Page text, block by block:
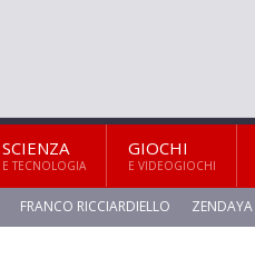
SCIENZA
E TECNOLOGIA
GIOCHI
E VIDEOGIOCHI
FRANCO RICCIARDIELLO ZENDAYA